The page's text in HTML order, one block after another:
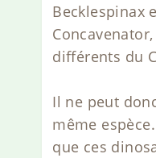
Becklespinax
différents du
Il ne peut
même
que ces